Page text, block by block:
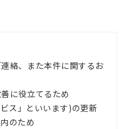
絡、また本件に関するお
に役立てるため
ス」といいます)の更新
のため